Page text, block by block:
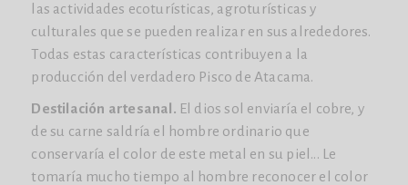
las actividades ecoturísticas, agroturísticas y
culturales que se pueden realizar en sus alrededores.
Todas estas características contribuyen a la
producción del verdadero Pisco de Atacama.
Destilación artesanal. El dios sol enviaría el cobre, y
de su carne saldría el hombre ordinario que
conservaría el color de este metal en su piel... Le
tomaría mucho tiempo al hombre reconocer el color